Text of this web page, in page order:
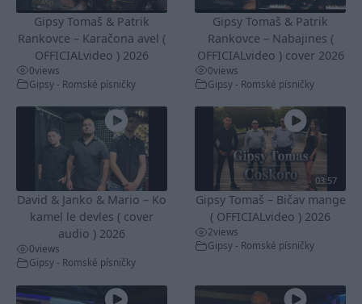
Gipsy Tomaš & Patrik
Rankovce – Karačona avel (
OFFICIALvideo ) 2026
0views
Gipsy - Romské písničky
Gipsy Tomaš & Patrik
Rankovce – Nabajines (
OFFICIALvideo ) cover 2026
0views
Gipsy - Romské písničky
David & Janko & Mario – Ko
kamel le devles ( cover
audio ) 2026
0views
Gipsy - Romské písničky
03:57
Gipsy Tomaš – Bičav mange
( OFFICIALvideo ) 2026
2views
Gipsy - Romské písničky